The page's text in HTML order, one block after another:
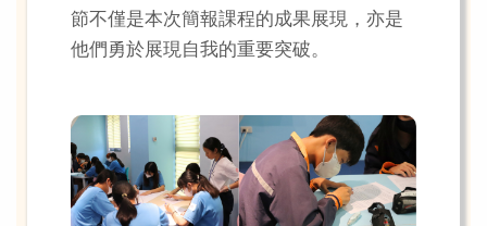
節不僅是本次簡報課程的成果展現，亦是
他們勇於展現自我的重要突破。